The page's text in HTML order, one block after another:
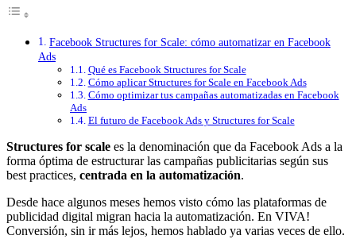
Facebook Structures for Scale: cómo automatizar en Facebook
Ads
Qué es Facebook Structures for Scale
Cómo aplicar Structures for Scale en Facebook Ads
Cómo optimizar tus campañas automatizadas en Facebook
Ads
El futuro de Facebook Ads y Structures for Scale
Structures for scale es la denominación que da Facebook Ads a la
forma óptima de estructurar las campañas publicitarias según sus
best practices, centrada en la automatización.
Desde hace algunos meses hemos visto cómo las plataformas de
publicidad digital migran hacia la automatización. En VIVA!
Conversión, sin ir más lejos, hemos hablado ya varias veces de ello.